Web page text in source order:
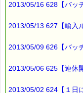
2013/05/16 628【バッ
2013/05/13 627【輸入
2013/05/09 626【バッ
2013/05/06 625【連休
2013/05/02 624【１日